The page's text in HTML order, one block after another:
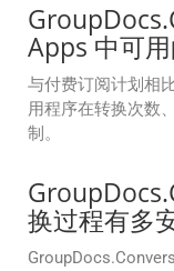
Apps 中可
与付费订阅计划相
用程序在转换次数
制。
换过程有多